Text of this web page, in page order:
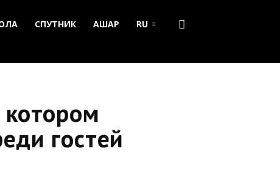
СПУТНИК АШАР RU
гостей